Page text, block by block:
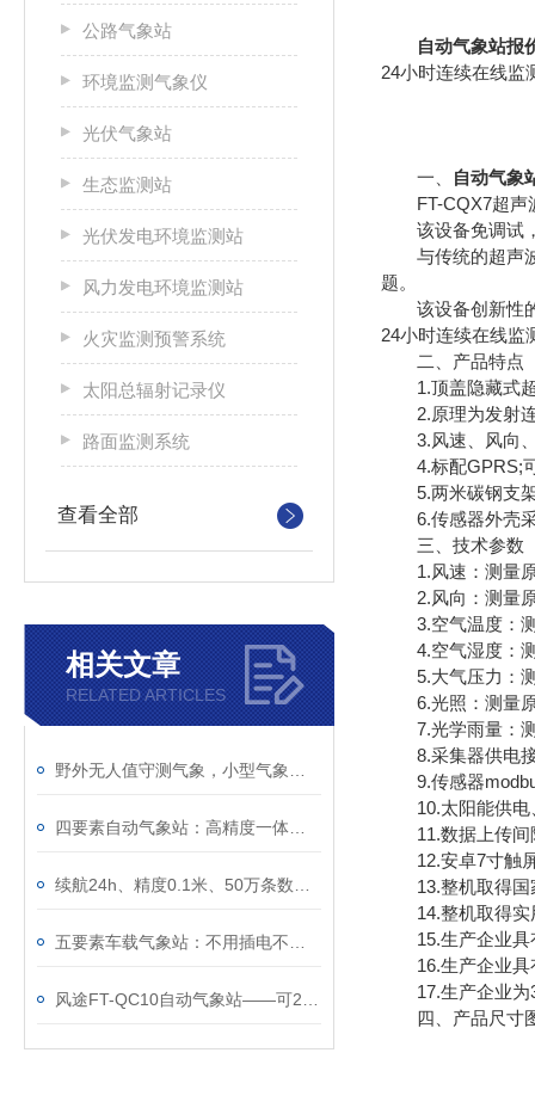
公路气象站
环境监测气象仪
光伏气象站
生态监测站
光伏发电环境监测站
风力发电环境监测站
火灾监测预警系统
太阳总辐射记录仪
路面监测系统
查看全部
相关文章
RELATED ARTICLES
自动气象站报
24小时连续在线监
一、
自动气象
FT-CQX7超声波
该设备免调试，
与传统的超声波
题。
该设备创新性的
24小时连续在线监
二、产品特点
1.顶盖隐藏式超
2.原理为发射连
3.风速、风向、
4.标配GPRS;可
5.两米碳钢支架
6.传感器外壳采
三、技术参数
1.风速：测量原
2.风向：测量原
3.空气温度：测
4.空气湿度：测
5.大气压力：测
6.光照：测量原
7.光学雨量：测
8.采集器供电接
9.传感器modbus
10.太阳能供电、
11.数据上传间
12.安卓7寸触屏
13.整机取得国
14.整机取得实
15.生产企业具
16.生产企业具
17.生产企业为
四、产品尺寸